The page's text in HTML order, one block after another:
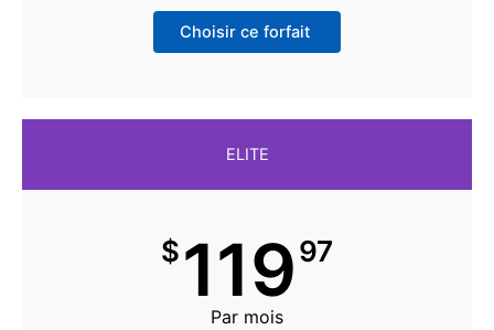
Choisir ce forfait
ELITE
$11997
Par mois